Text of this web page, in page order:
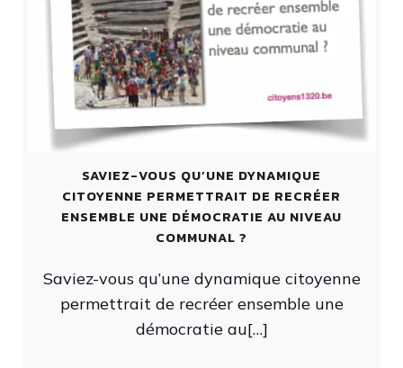
SAVIEZ-VOUS QU’UNE DYNAMIQUE
CITOYENNE PERMETTRAIT DE RECRÉER
ENSEMBLE UNE DÉMOCRATIE AU NIVEAU
COMMUNAL ?
Saviez-vous qu’une dynamique citoyenne
permettrait de recréer ensemble une
démocratie au[…]